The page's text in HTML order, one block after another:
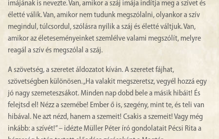
imájának is nevezte. Van, amikor a száj imája indítja meg a szívet és
életté válik. Van, amikor nem tudunk megszólalni, olyankor a szív
megindul, túlcsordul, szólásra nyílik a száj és életté váltjuk. Van,
amikor az életeseményeinket szemlélve valami megszólít, melyre
reagál a szív és megszólal a száj.
A szövetség, a szeretet áldozatot kíván. A szeretet fájhat,
szövetségben különösen. „Ha valakit megszeretsz, vegyél hozzá egy
jó nagy szemeteszsákot. Minden nap dobd bele a másik hibáit! És
felejtsd el! Nézz a szemébe! Ember ő is, szegény, mint te, és teli van
hibával. Ne azt nézd, hanem a szemeit! Csakis a szemeit! Vagy még
inkább: a szívét!” – idézte Müller Péter író gondolatait Pécsi Rita a